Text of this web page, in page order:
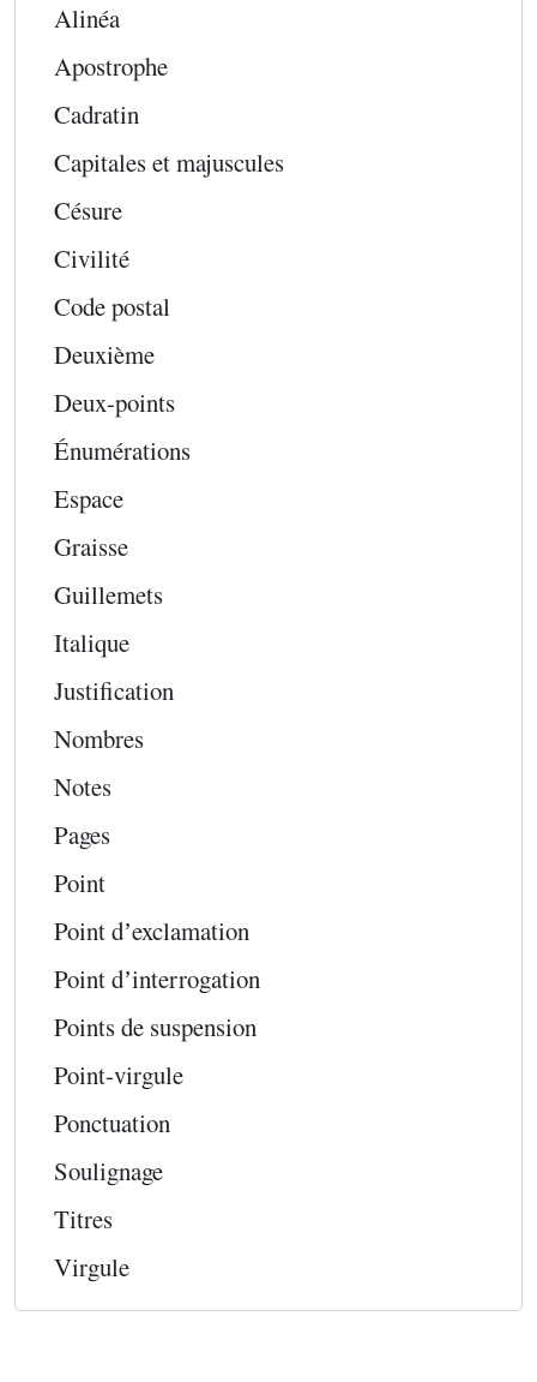
Alinéa
Apostrophe
Cadratin
Capitales et majuscules
Césure
Civilité
Code postal
Deuxième
Deux-points
Énumérations
Espace
Graisse
Guillemets
Italique
Justification
Nombres
Notes
Pages
Point
Point dʼexclamation
Point dʼinterrogation
Points de suspension
Point-virgule
Ponctuation
Soulignage
Titres
Virgule